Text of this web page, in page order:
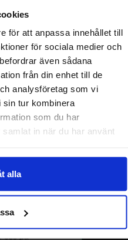
för att anpassa innehållet till
för sociala medier och
även sådana
från din enhet till de
analysföretag som vi
tur kombinera
som du har
in när du har använt
alla
produktnyheter direkt till min
Avbryt enkelt när du vill.